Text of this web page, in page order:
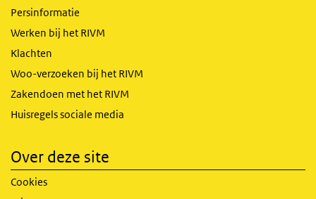
Persinformatie
Werken bij het RIVM
Klachten
Woo-verzoeken bij het RIVM
Zakendoen met het RIVM
Huisregels sociale media
Over deze site
Cookies